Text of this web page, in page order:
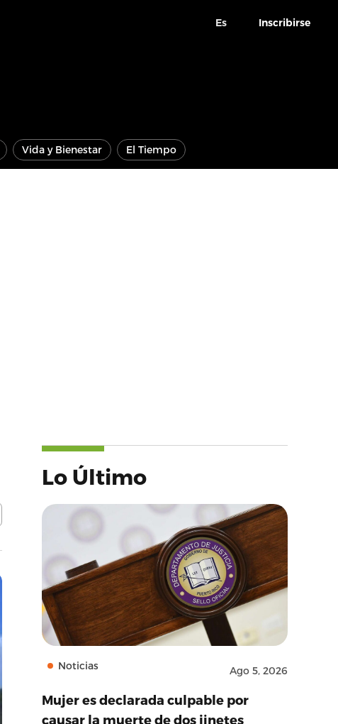
Es Inscribirse
Vida y Bienestar El Tiempo
Lo Último
Noticias Ago 5, 2026
Mujer es declarada culpable por
causar la muerte de dos jinetes